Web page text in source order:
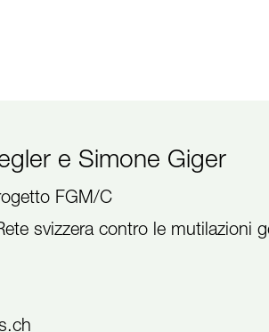
e Simone Giger
FGM/C
svizzera contro le mutilazioni